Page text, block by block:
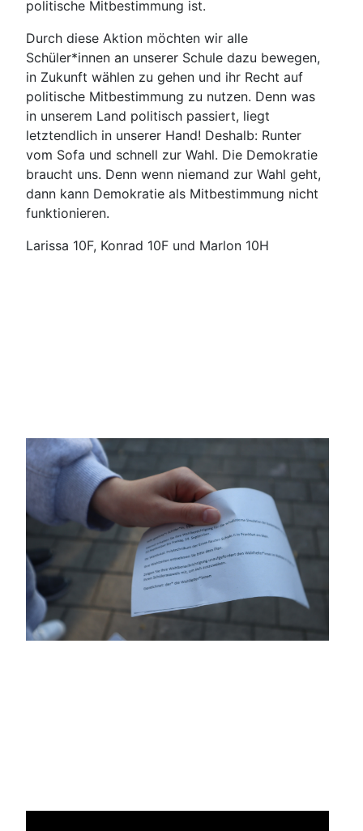
politische Mitbestimmung ist.
Durch diese Aktion möchten wir alle
Schüler*innen an unserer Schule dazu bewegen,
in Zukunft wählen zu gehen und ihr Recht auf
politische Mitbestimmung zu nutzen. Denn was
in unserem Land politisch passiert, liegt
letztendlich in unserer Hand! Deshalb: Runter
vom Sofa und schnell zur Wahl. Die Demokratie
braucht uns. Denn wenn niemand zur Wahl geht,
dann kann Demokratie als Mitbestimmung nicht
funktionieren.
Larissa 10F, Konrad 10F und Marlon 10H